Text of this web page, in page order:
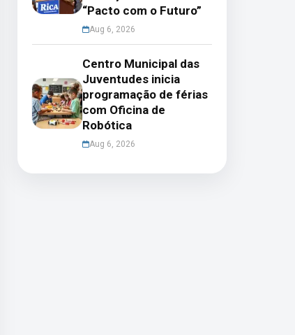
“Pacto com o Futuro”
Aug 6, 2026
Centro Municipal das
Juventudes inicia
programação de férias
com Oficina de
Robótica
Aug 6, 2026